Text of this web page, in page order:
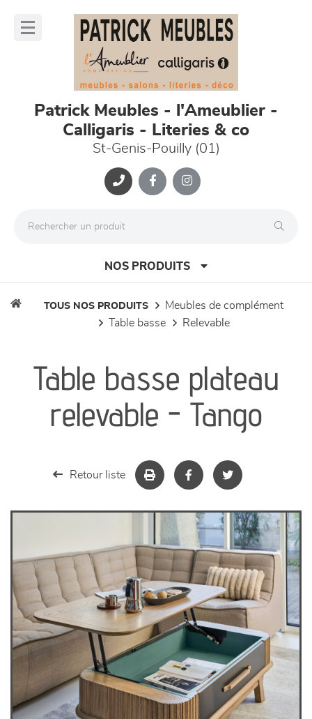
Patrick Meubles - l'Ameublier -
Calligaris - Literies & co
St-Genis-Pouilly (01)
NOS PRODUITS
séjours
meubles de complément
TOUS NOS PRODUITS
meubles de complément
table basse
relevable
Table basse plateau
relevable - Tango
Retour liste